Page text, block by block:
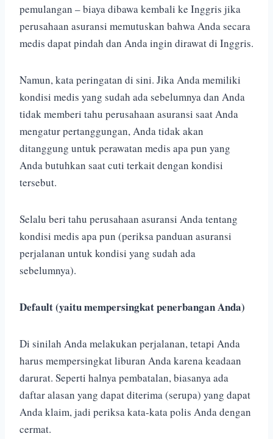
pemulangan – biaya dibawa kembali ke Inggris jika
perusahaan asuransi memutuskan bahwa Anda secara
medis dapat pindah dan Anda ingin dirawat di Inggris.
Namun, kata peringatan di sini. Jika Anda memiliki
kondisi medis yang sudah ada sebelumnya dan Anda
tidak memberi tahu perusahaan asuransi saat Anda
mengatur pertanggungan, Anda tidak akan
ditanggung untuk perawatan medis apa pun yang
Anda butuhkan saat cuti terkait dengan kondisi
tersebut.
Selalu beri tahu perusahaan asuransi Anda tentang
kondisi medis apa pun (periksa panduan asuransi
perjalanan untuk kondisi yang sudah ada
sebelumnya).
Default (yaitu mempersingkat penerbangan Anda)
Di sinilah Anda melakukan perjalanan, tetapi Anda
harus mempersingkat liburan Anda karena keadaan
darurat. Seperti halnya pembatalan, biasanya ada
daftar alasan yang dapat diterima (serupa) yang dapat
Anda klaim, jadi periksa kata-kata polis Anda dengan
cermat.